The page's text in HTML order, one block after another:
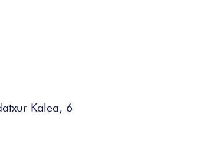
Kalea, 6